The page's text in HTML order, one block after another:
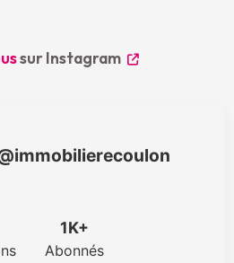
sur Instagram